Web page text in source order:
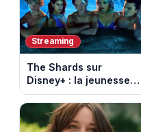
Streaming
The Shards sur
Disney+ : la jeunesse
dorée de Los Angeles
face à un tueur dans
les années 80